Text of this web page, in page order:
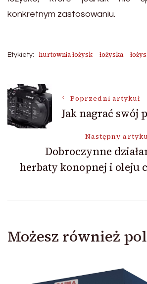
konkretnym zastosowaniu.
Etykiety: hurtownia łożysk łożyska
Nawigacja
wpisu
Poprzedni artykuł
Jak nagrać swój
Następny
Dobroczynne
herbaty konopnej i oleju
Możesz również